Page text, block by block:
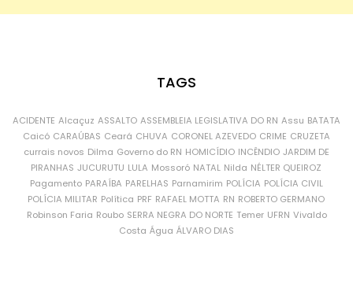
TAGS
ACIDENTE Alcaçuz ASSALTO ASSEMBLEIA LEGISLATIVA DO RN Assu BATATA
Caicó CARAÚBAS Ceará CHUVA CORONEL AZEVEDO CRIME CRUZETA
currais novos Dilma Governo do RN HOMICÍDIO INCÊNDIO JARDIM DE
PIRANHAS JUCURUTU LULA Mossoró NATAL Nilda NÉLTER QUEIROZ
Pagamento PARAÍBA PARELHAS Parnamirim POLÍCIA POLÍCIA CIVIL
POLÍCIA MILITAR Política PRF RAFAEL MOTTA RN ROBERTO GERMANO
Robinson Faria Roubo SERRA NEGRA DO NORTE Temer UFRN Vivaldo
Costa Água ÁLVARO DIAS